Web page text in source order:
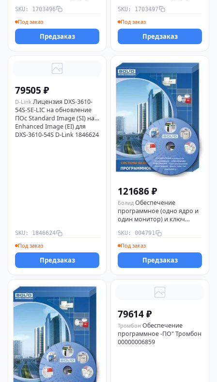
3630-52PC D-Link 1703496
SKU: 1703496
Под заказ
Предзаказ
DGS-3630-52PC D-Link
1703497
SKU: 1703497
Под заказ
Предзаказ
79505 ₽
D-Link Лицензия DXS-3610-
54S-SE-LIC на обновление
ПОс Standard Image (SI) на
Enhanced Image (EI) для
DXS-3610-54S D-Link 1846624
SKU: 1846624
Под заказ
Предзаказ
121686 ₽
Болид Обеспечение
программное (одно ядро и
один монитор) и ключ
задача "Орион Про" исп.
127 Болид 004791
SKU: 004791
Под заказ
Предзаказ
79614 ₽
Тромбон Обеспечение
программное -ПО" Тромбон
00000006859